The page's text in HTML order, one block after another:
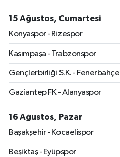
15 Ağustos, Cumartesi
Konyaspor - Rizespor
Kasımpaşa - Trabzonspor
Gençlerbirliği S.K. - Fenerbahçe
Gaziantep FK - Alanyaspor
16 Ağustos, Pazar
Başakşehir - Kocaelispor
Beşiktaş - Eyüpspor